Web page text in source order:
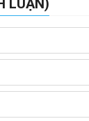
LUẬN)